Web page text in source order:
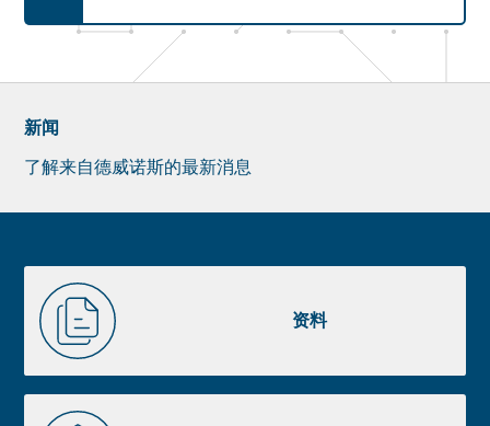
新闻
了解来自德威诺斯的最新消息
footer
image
footer
资料
料
CAD